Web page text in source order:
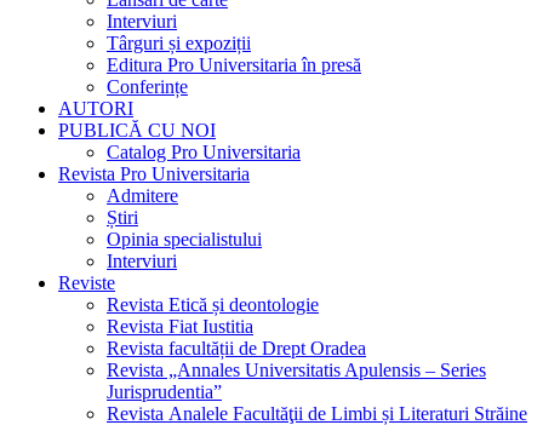
Interviuri
Târguri și expoziții
Editura Pro Universitaria în presă
Conferințe
AUTORI
PUBLICĂ CU NOI
Catalog Pro Universitaria
Revista Pro Universitaria
Admitere
Știri
Opinia specialistului
Interviuri
Reviste
Revista Etică și deontologie
Revista Fiat Iustitia
Revista facultății de Drept Oradea
Revista „Annales Universitatis Apulensis – Series
Jurisprudentia”
Revista Analele Facultăţii de Limbi și Literaturi Străine